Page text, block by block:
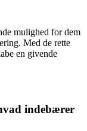
mulighed for dem
Med de rette
en givende
indebærer